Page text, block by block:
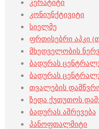
კერატიტი
კონიუნქტივიტი
სიელმე
ფრთისებრი აპკი
მხედველობის
ბადურას
ბადურას
თვალების
ზედა ქუთუთოს
ბადურას აშრევება
პანოფთალმიტი